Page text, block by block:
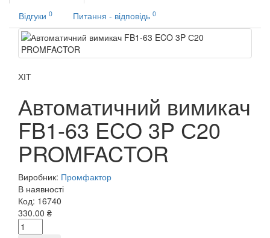
Відгуки 0 Питання - відповідь 0
ХІТ
Автоматичний вимикач
FB1-63 ECO 3P С20
PROMFACTOR
Виробник: Промфактор
В наявності
Код: 16740
330.00 ₴